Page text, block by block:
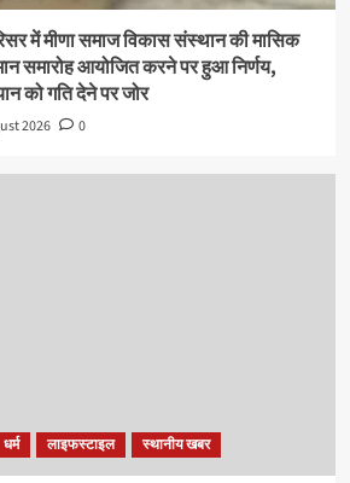
में मीणा समाज विकास संस्थान की मासिक
समारोह आयोजित करने पर हुआ निर्णय,
को गति देने पर जोर
2026 0
धर्म लाइफस्टाइल स्थानीय खबर